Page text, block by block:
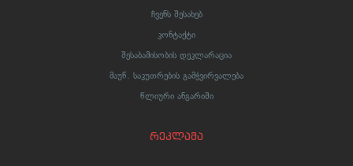
ჩვენს შესახებ
კონტაქტი
შესაბამისობის დეკლარაცია
მაუწ. საკუთრების გამჭვირვალება
წლიური ანგარიში
რეკლამა